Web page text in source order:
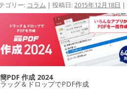
ゴリー: コラム | 投稿日: 2015年12月18日 |
PDF 作成 2024
ラッグ＆ドロップでPDF作成